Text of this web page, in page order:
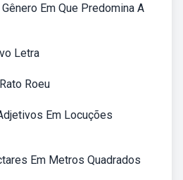
Em Que Predomina A
Letra
Roeu
Em Locuções
Em Metros Quadrados